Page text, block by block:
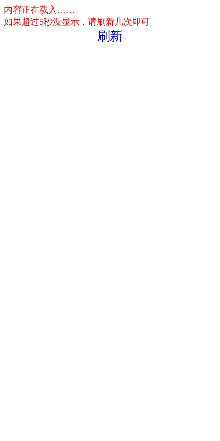
内容正在载入……
如果超过5秒没显示，请刷新几次即可
刷新